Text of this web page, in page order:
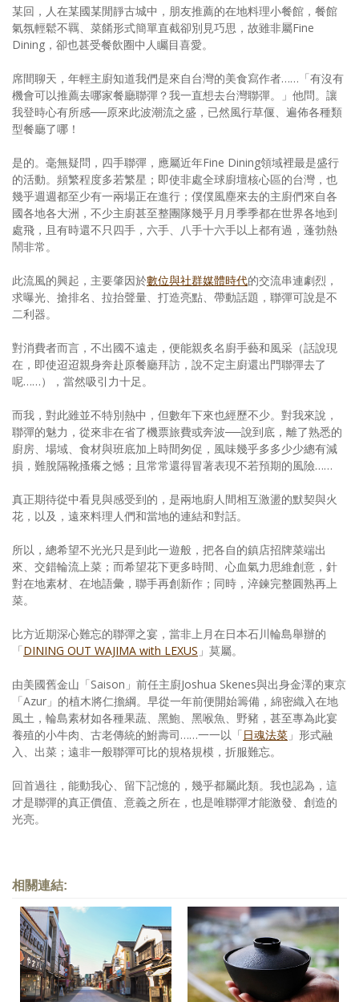
創意出版服務
歷史區
關於Yilan
個人著作
活動實況記錄
媒體報導一覽
合作與代言
訂閱電子報
某回，人在某國某閒靜古城中，朋友推薦的在地料理小餐館，餐館
氣氛輕鬆不羈、菜餚形式簡單直截卻別見巧思，故雖非屬Fine
Dining，卻也甚受餐飲圈中人矚目喜愛。
席間聊天，年輕主廚知道我們是來自台灣的美食寫作者……「有沒有
機會可以推薦去哪家餐廳聯彈？我一直想去台灣聯彈。」他問。讓
我登時心有所感──原來此波潮流之盛，已然風行草偃、遍佈各種類
型餐廳了哪！
是的。毫無疑問，四手聯彈，應屬近年Fine Dining領域裡最是盛行
的活動。頻繁程度多若繁星；即使非處全球廚壇核心區的台灣，也
幾乎週週都至少有一兩場正在進行；僕僕風塵來去的主廚們來自各
國各地各大洲，不少主廚甚至整團隊幾乎月月季季都在世界各地到
處飛，且有時還不只四手，六手、八手十六手以上都有過，蓬勃熱
鬧非常。
此流風的興起，主要肇因於數位與社群媒體時代的交流串連劇烈，
求曝光、搶排名、拉抬聲量、打造亮點、帶動話題，聯彈可說是不
二利器。
對消費者而言，不出國不遠走，便能親炙名廚手藝和風采（話說現
在，即使迢迢親身奔赴原餐廳拜訪，說不定主廚還出門聯彈去了
呢……），當然吸引力十足。
而我，對此雖並不特別熱中，但數年下來也經歷不少。對我來說，
聯彈的魅力，從來非在省了機票旅費或奔波──說到底，離了熟悉的
廚房、場域、食材與班底加上時間匆促，風味幾乎多多少少總有減
損，難脫隔靴搔癢之憾；且常常還得冒著表現不若預期的風險……
真正期待從中看見與感受到的，是兩地廚人間相互激盪的默契與火
花，以及，遠來料理人們和當地的連結和對話。
所以，總希望不光光只是到此一遊般，把各自的鎮店招牌菜端出
來、交錯輪流上菜；而希望花下更多時間、心血氣力思維創意，針
對在地素材、在地語彙，聯手再創新作；同時，淬鍊完整圓熟再上
菜。
比方近期深心難忘的聯彈之宴，當非上月在日本石川輪島舉辦的
「DINING OUT WAJIMA with LEXUS 」莫屬。
由美國舊金山「Saison」前任主廚Joshua Skenes與出身金澤的東京
「Azur」的植木將仁擔綱。早從一年前便開始籌備，綿密織入在地
風土，輪島素材如各種果蔬、黑鮑、黑喉魚、野豬，甚至專為此宴
養殖的小牛肉、古老傳統的鮒壽司……一一以「日魂法菜 」形式融
入、出菜；遠非一般聯彈可比的規格規模，折服難忘。
回首過往，能動我心、留下記憶的，幾乎都屬此類。我也認為，這
才是聯彈的真正價值、意義之所在，也是唯聯彈才能激發、創造的
光亮。
相關連結: